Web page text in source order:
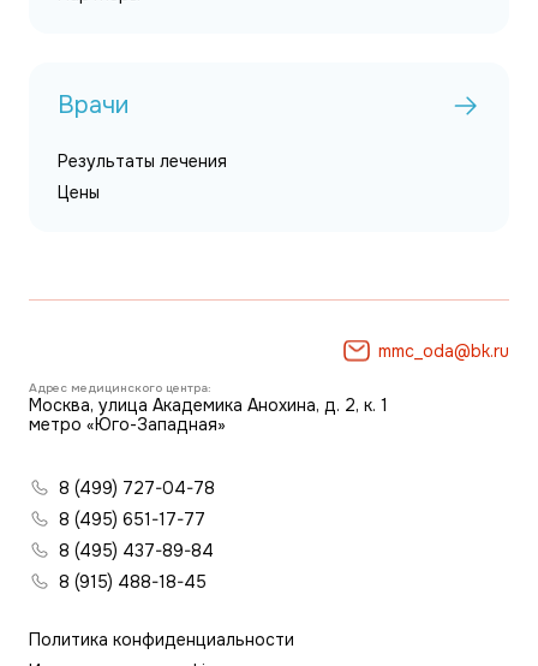
Врачи
Результаты лечения
Цены
Адрес медицинского центра:
Москва, улица Академика Анохина, д. 2, к. 1
метро «Юго-Западная»
8 (499) 727-04-78
8 (495) 651-17-77
8 (495) 437-89-84
8 (915) 488-18-45
Политика конфиденциальности
mmc_oda@bk.ru